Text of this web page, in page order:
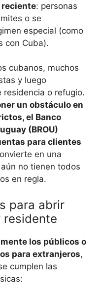
: personas
o se
especial (como
con Cuba).
cubanos, muchos
y luego
residencia o refugio.
un obstáculo en
el Banco
(BROU)
para clientes
en una
no tienen todos
en regla.
para abrir
residente
los públicos o
para extranjeros,
cumplen las